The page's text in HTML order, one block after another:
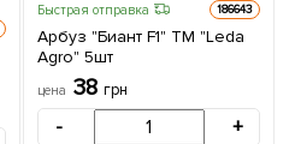
Быстрая отправка 186643
Арбуз "Биант F1" ТМ "Leda
Agro" 5шт
цена 38 грн
- +